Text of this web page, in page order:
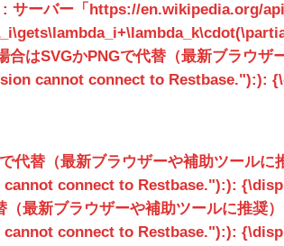
2,\cdots ,1}
サーバー「https://en.wikipedia.org/
はSVGかPNGで代替（最新ブラウザ
cannot connect to Restbase."):):
代替（最新ブラウザーや補助ツールに
connect to Restbase."):):
最新ブラウザーや補助ツールに推奨
connect to Restbase."):):